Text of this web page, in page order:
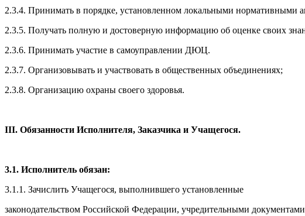
2.3.4. Принимать в порядке, установленном локальными нормативными
2.3.5. Получать полную и достоверную информацию об оценке своих
2.3.6. Принимать участие в самоуправлении ДЮЦ.
2.3.7. Организовывать и участвовать в общественных объединениях;
2.3.8. Организацию охраны своего здоровья.
III. Обязанности Исполнителя, Заказчика и Учащегося.
3.1. Исполнитель обязан:
3.1.1. Зачислить Учащегося, выполнившего установленные
законодательством Российской Федерации, учредительными